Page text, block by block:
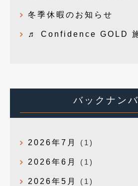
冬季休暇のお知らせ
♬ Confidence GOLD
バックナン
2026年7月 (1)
2026年6月 (1)
2026年5月 (1)